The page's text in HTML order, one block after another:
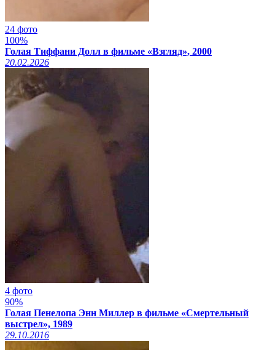
24 фото
100%
Голая Тиффани Долл в фильме «Взгляд», 2000
20.02.2026
4 фото
90%
Голая Пенелопа Энн Миллер в фильме «Смертельный
выстрел», 1989
29.10.2016